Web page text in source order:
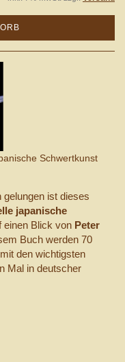
Schwertkunst
ist dieses
japanische
einen Blick von Peter
Buch werden 70
den wichtigsten
Mal in deutscher